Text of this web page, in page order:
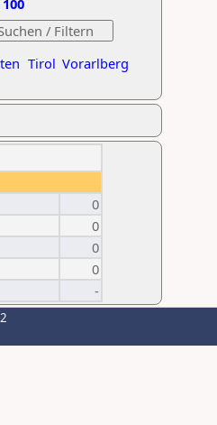
Tirol Vorarlberg
0
0
0
0
-